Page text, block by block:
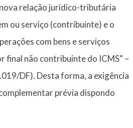
relação jurídico-tributária
ou serviço (contribuinte) e o
com bens e serviços
final não contribuinte do ICMS” –
DF). Desta forma, a exigência
prévia dispondo